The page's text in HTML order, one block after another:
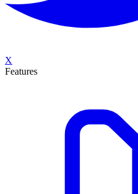
X
Features